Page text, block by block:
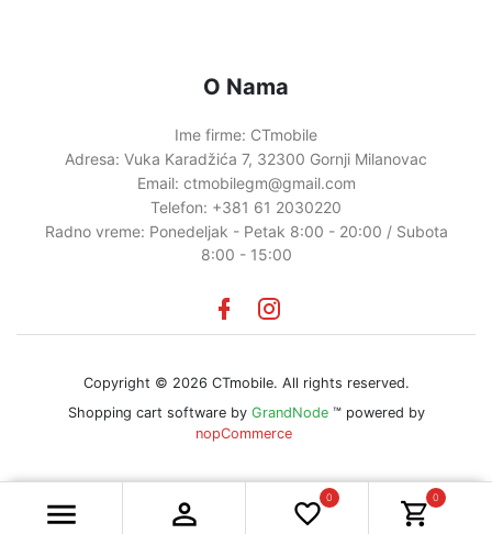
0 0
O Nama
Ime firme: CTmobile
Adresa: Vuka Karadžića 7, 32300 Gornji Milanovac
Email: ctmobilegm@gmail.com
Telefon: +381 61 2030220
Radno vreme: Ponedeljak - Petak 8:00 - 20:00 / Subota
8:00 - 15:00
Facebook
instagram
Copyright © 2026 CTmobile. All rights reserved.
Shopping cart software by GrandNode ™ powered by
nopCommerce